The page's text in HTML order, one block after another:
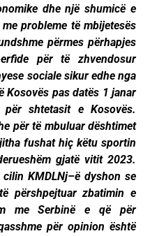
dhe një shumicë e
probleme të mbijetesës
përmes përhapjes
për të zhvendosur
sociale sikur edhe nga
Kosovës pas datës 1 janar
shtetasit e Kosovës.
për të mbuluar dështimet
fushat hiç këtu sportin
gjatë vitit 2023.
KMDLNj–ë dyshon se
përshpejtuar zbatimin e
me Serbinë e që për
për opinion është